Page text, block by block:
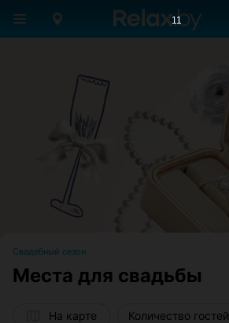
Свадебный сезон
Места для свадьбы
На карте Количество гостей
11